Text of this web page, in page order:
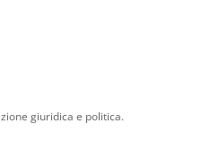
giuridica e politica.